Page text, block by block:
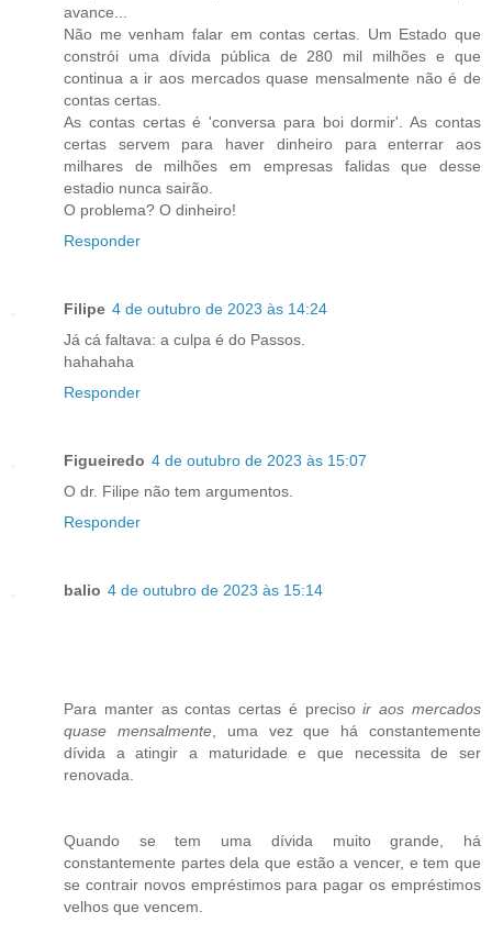
avance...
Não me venham falar em contas certas. Um Estado que
constrói uma dívida pública de 280 mil milhões e que
continua a ir aos mercados quase mensalmente não é de
contas certas.
As contas certas é 'conversa para boi dormir'. As contas
certas servem para haver dinheiro para enterrar aos
milhares de milhões em empresas falidas que desse
estadio nunca sairão.
O problema? O dinheiro!
Responder
Filipe 4 de outubro de 2023 às 14:24
Já cá faltava: a culpa é do Passos.
hahahaha
Responder
Figueiredo 4 de outubro de 2023 às 15:07
O dr. Filipe não tem argumentos.
Responder
balio 4 de outubro de 2023 às 15:14
Para manter as contas certas é precisoir aos mercados
quase mensalmente, uma vez que há constantemente
dívida a atingir a maturidade e que necessita de ser
renovada.
Quando se tem uma dívida muito grande, há
constantemente partes dela que estão a vencer, e tem que
se contrair novos empréstimos para pagar os empréstimos
velhos que vencem.